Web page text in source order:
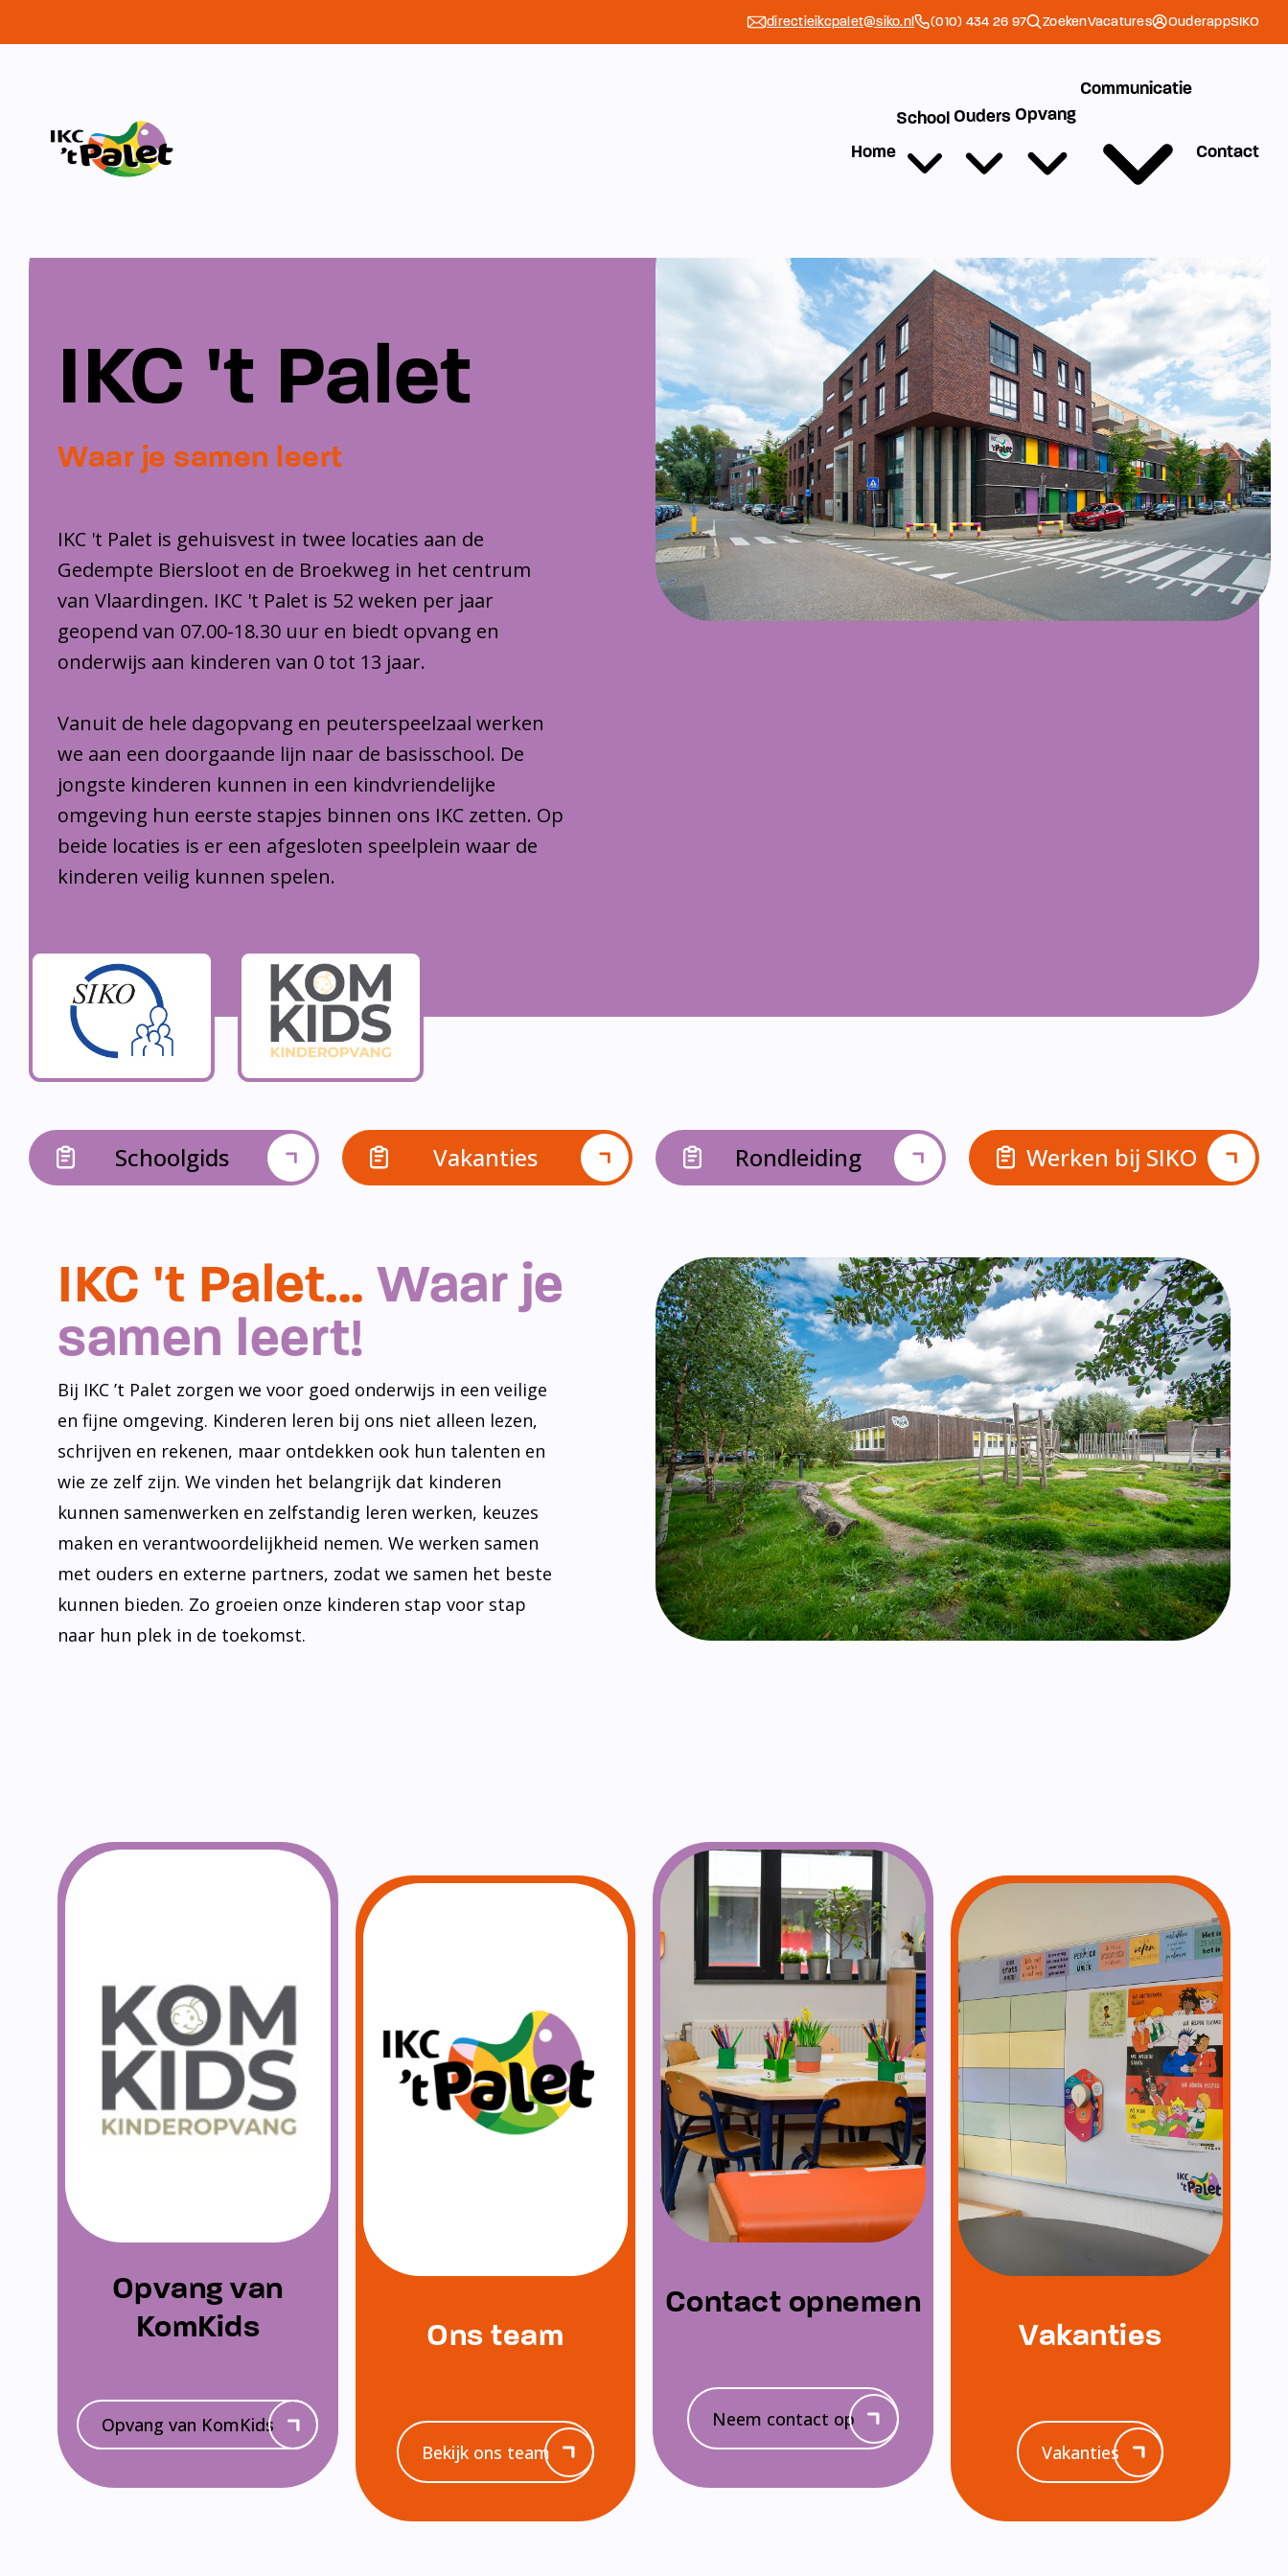
directieikcpalet@siko.nl (010) 434 26 97 ZoekenVacatures OuderappSIKO
Home
School Ouders Opvang
Communicatie
Contact
IKC 't Palet
Waar je samen leert
IKC 't Palet is gehuisvest in twee locaties aan de
Gedempte Biersloot en de Broekweg in het centrum
van Vlaardingen. IKC 't Palet is 52 weken per jaar
geopend van 07.00-18.30 uur en biedt opvang en
onderwijs aan kinderen van 0 tot 13 jaar.
Vanuit de hele dagopvang en peuterspeelzaal werken
we aan een doorgaande lijn naar de basisschool. De
jongste kinderen kunnen in een kindvriendelijke
omgeving hun eerste stapjes binnen ons IKC zetten. Op
beide locaties is er een afgesloten speelplein waar de
kinderen veilig kunnen spelen.
Schoolgids Vakanties Rondleiding Werken bij SIKO
IKC 't Palet... Waar je
samen leert!
Bij IKC ’t Palet zorgen we voor goed onderwijs in een veilige
en fijne omgeving. Kinderen leren bij ons niet alleen lezen,
schrijven en rekenen, maar ontdekken ook hun talenten en
wie ze zelf zijn. We vinden het belangrijk dat kinderen
kunnen samenwerken en zelfstandig leren werken, keuzes
maken en verantwoordelijkheid nemen. We werken samen
met ouders en externe partners, zodat we samen het beste
kunnen bieden. Zo groeien onze kinderen stap voor stap
naar hun plek in de toekomst.
Opvang van
KomKids
Opvang van KomKids
Ons team
Bekijk ons team
Contact opnemen
Neem contact op
Vakanties
Vakanties